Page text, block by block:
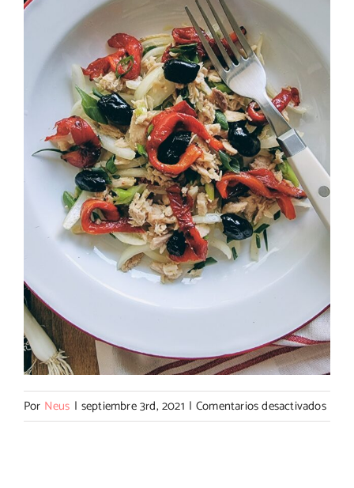
Por Neus | septiembre 3rd, 2021 | Comentarios desactivadosen